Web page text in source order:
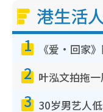
港生活
1
2
3